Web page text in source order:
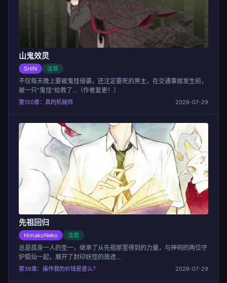
山鬼效灵
SHIN 连载
不仅每天晚上要被鬼怪侵袭，还注定要死的男主，在交通事故发生前，
被一只“鬼怪”给救了...（作者复更！）
第150章：真的机械师 2026-07-29
先祖回归
HimakoNeko 连载
总是孤身一人的圣一，继承了从先祖那里得到的力量，与神祠的两位守
护狐仙一起，展开了封印妖怪的旅途...
第39章：操作我的价钱是甚么？ 2026-07-29